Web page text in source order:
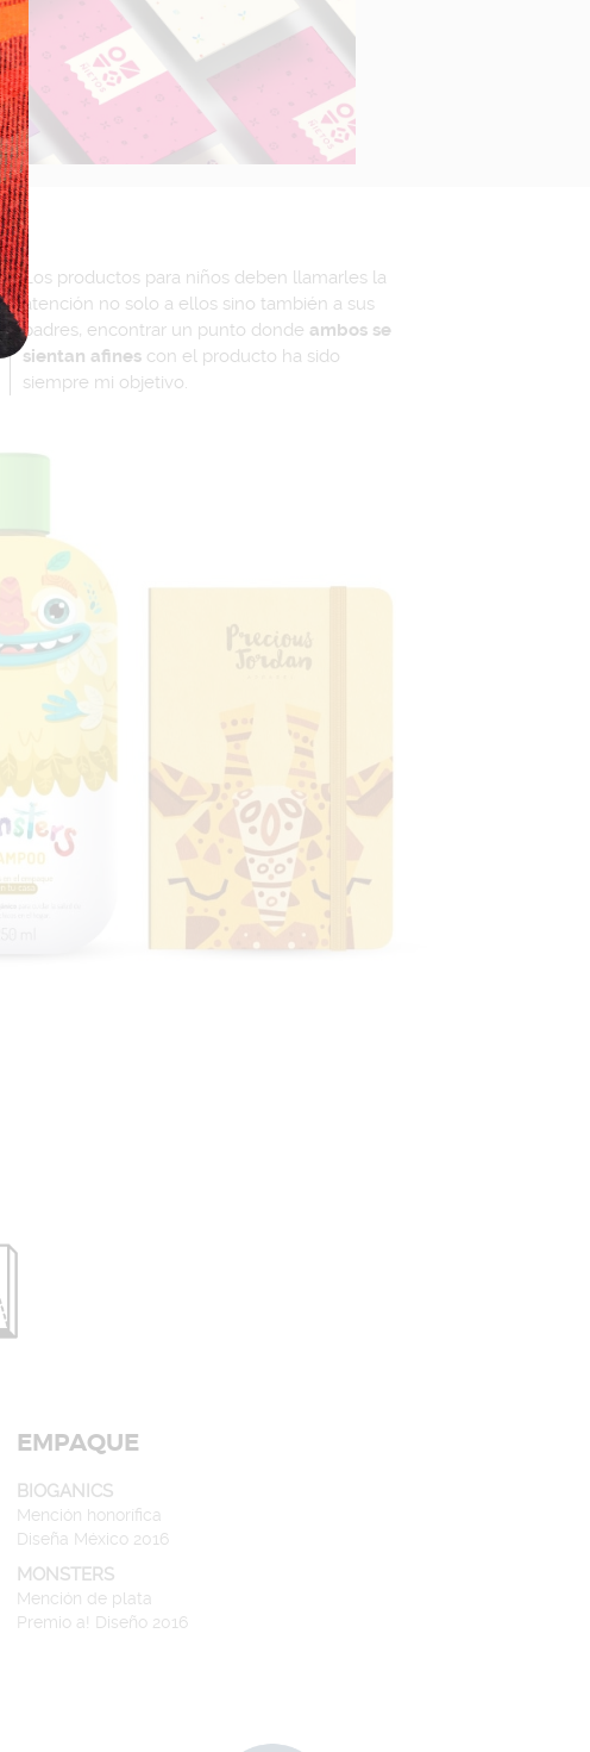
Los productos para niños deben llamarles la
atención no solo a ellos sino también a sus
padres, encontrar un punto donde ambos se
sientan afines con el producto ha sido
siempre mi objetivo.
EMPAQUE
BIOGANICS
Mención honorífica
Diseña México 2016
MONSTERS
Mención de plata
Premio a! Diseño 2016